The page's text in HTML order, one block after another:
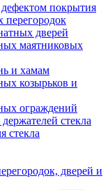
покрытия
дверей
маятниковых
и хамам
козырьков и
ограждений
стекла
стекла
дверей и